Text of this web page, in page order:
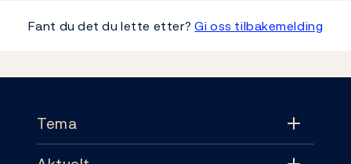
Fant du det du lette etter?Gi oss tilbakemelding
Tema